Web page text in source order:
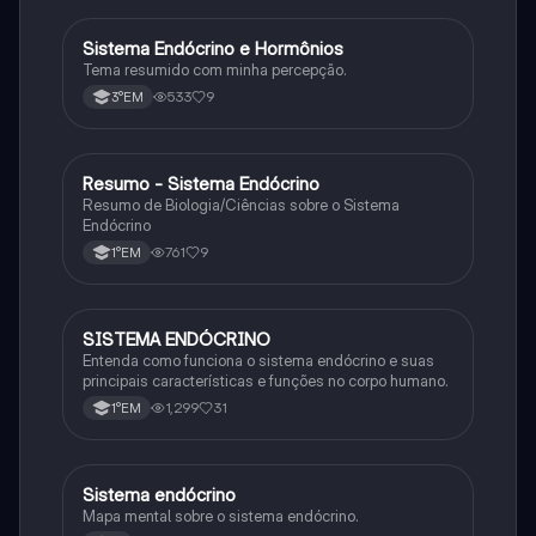
Biologia
Sistema Endócrino e Hormônios
Tema resumido com minha percepção.
3°EM 533 9
Biologia
Resumo - Sistema Endócrino
Resumo de Biologia/Ciências sobre o Sistema
Endócrino
1°EM 761 9
Biologia
SISTEMA ENDÓCRINO
Entenda como funciona o sistema endócrino e suas
principais características e funções no corpo humano.
1°EM 1,299 31
Ciência
Sistema endócrino
Mapa mental sobre o sistema endócrino.